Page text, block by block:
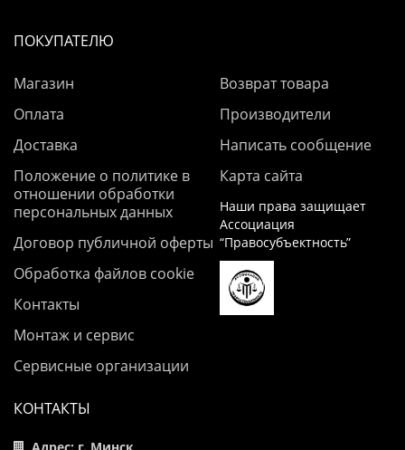
ПОКУПАТЕЛЮ
Магазин
Оплата
Доставка
Положение о политике в
отношении обработки
персональных данных
Договор публичной оферты
Обработка файлов cookie
Контакты
Монтаж и сервис
Сервисные организации
Возврат товара
Производители
Написать сообщение
Карта сайта
Наши права защищает
Ассоциация
“Правосубъектность”
КОНТАКТЫ